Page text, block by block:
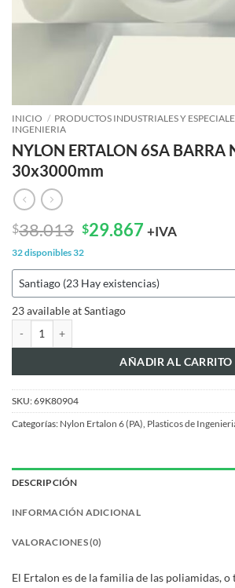
INICIO / PRODUCTOS INDUSTRIALES Y
INGENIERIA
NYLON ERTALON 6SA BARRA
30x3000mm
$38.013 El
precio
original
era:
$38.013.
$29.867El
es:
$29.867.
+IVA
32 disponibles32
23 available at Santiago
AÑADIR AL CARRITO
SKU:69K80904
Categorías: Nylon Ertalon 6 (PA) Plasticos de
DESCRIPCIÓN
INFORMACIÓN ADICIONAL
VALORACIONES (0)
El Ertalon es de la familia de las poliamidas,